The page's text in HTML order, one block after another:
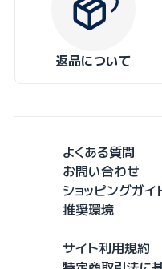
返品について
よくある質問
お問い合わせ
ショッピングガイ
推奨環境
サイト利用規約